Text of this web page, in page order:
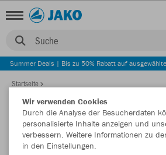
Suche
Summer Deals | Bis zu 50% Rabatt auf
Startseite
Wir verwenden Cookies
Durch die Analyse der Besucherdaten
personalisierte Inhalte anzeigen und
verbessern. Weitere Informationen zu
in den Einstellungen.